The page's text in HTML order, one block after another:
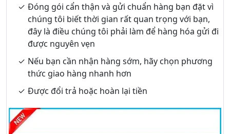
Đóng gói cẩn thận và gửi chuẩn hàng bạn đặt vì
chúng tôi biết thời gian rất quan trọng với bạn,
đây là điều chúng tôi phải làm để hàng hóa gửi đi
được nguyên vẹn
Nếu bạn cần nhận hàng sớm, hãy chọn phương
thức giao hàng nhanh hơn
Được đổi trả hoặc hoàn lại tiền